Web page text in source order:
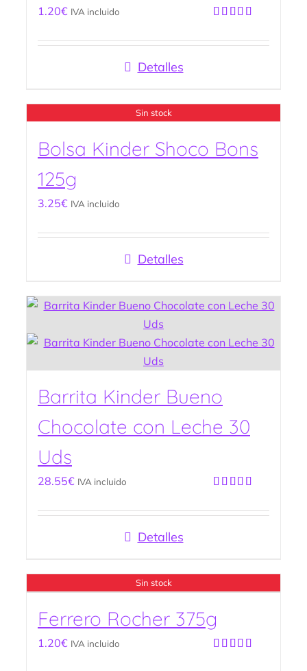
con4.00
de 5
1.20€ IVA incluido
Detalles
Sin stock
Bolsa Kinder Shoco Bons
125g
3.25€ IVA incluido
Detalles
Barrita Kinder Bueno
Chocolate con Leche 30
Uds
con5.00de
5
28.55€ IVA incluido
Detalles
Sin stock
Ferrero Rocher 375g
1.20€ IVA incluido